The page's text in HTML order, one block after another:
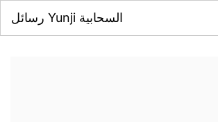
رسائل Yunji السحابية